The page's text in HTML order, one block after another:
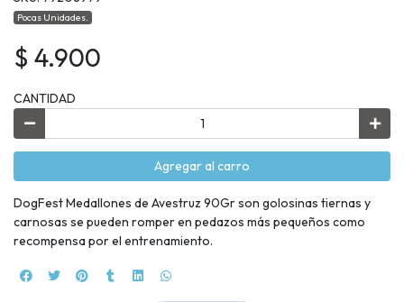
Pocas Unidades.
$ 4.900
CANTIDAD
Agregar al carro
DogFest Medallones de Avestruz 90Gr son golosinas tiernas y
carnosas se pueden romper en pedazos más pequeños como
recompensa por el entrenamiento.